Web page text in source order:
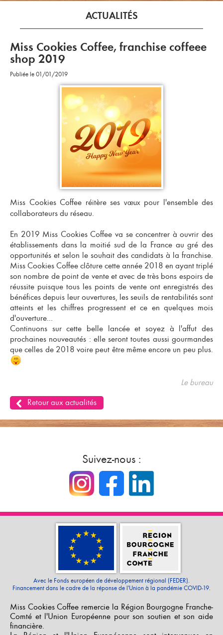
ACTUALITÉS
Miss Cookies Coffee, franchise coffeee
shop 2019
Publiée le 01/01/2019
Miss Cookies Coffee réitère ses vœux pour l'ensemble des
collaborateurs du réseau.
En 2019 Miss Cookies Coffee va se concentrer à ouvrir des
établissements dans la moitié sud de la France au gré des
opportunités et selon le souhait des candidats à la franchise.
Miss Cookies Coffee clôture cette année 2018 en ayant triplé
son nombre de point de vente et avec de très bons espoirs de
réussite puisque tous les points de vente ont enregistrés des
bénéfices depuis leur ouvertures, les seuils de rentabilités sont
atteints et les chiffres progressent et ce en quelques mois
d'ouverture...
Continuons sur cette belle lancée et soyez à l'affut des
prochaines nouveautés : elle seront toutes aussi gourmandes
que celles de 2018 voire peut être même encore un peu plus.
Le bureau
Retour aux actualités
Suivez-nous :
Miss Cookies Coffee remercie la Région Bourgogne Franche-
Comté et l'Union Européenne pour son soutien et son aide
financière.
Avec le Fonds européen de développement régional (FEDER).
Financement dans le cadre de la réponse de l'Union à la pandémie COVID-19.